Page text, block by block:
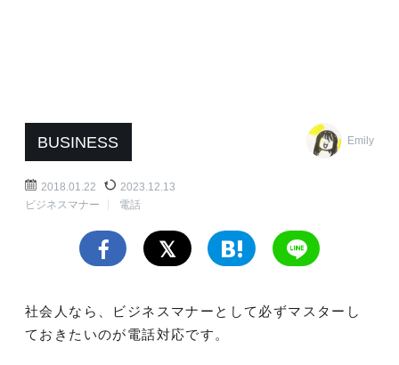
BUSINESS Emily
2018.01.22
2023.12.13
ビジネスマナー
電話
社会人なら、ビジネスマナーとして必ずマスターし
ておきたいのが電話対応です。